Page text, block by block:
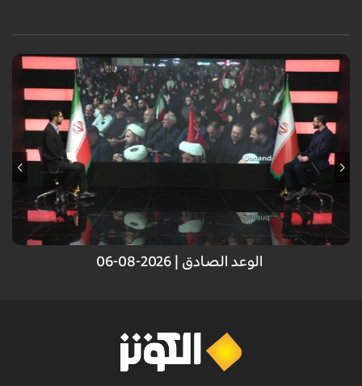
انتصار الجمهورية الإسلامية أمام العدو الصهيوني.. انتصار لكل الأمة الإسلامية
الوعد الصادق | 2026-08-06